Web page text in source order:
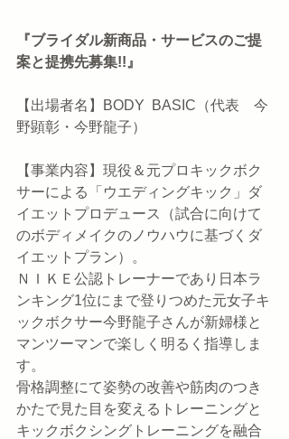
『ブライダル新商品・サービスのご提
案と提携先募集!!』
【出場者名】BODY  BASIC（代表　今
野顕彰・今野龍子）
【事業内容】現役＆元プロキックボク
サーによる「ウエディングキック」ダ
イエットプロデュース（試合に向けて
のボディメイクのノウハウに基づくダ
イエットプラン）。
ＮＩＫＥ公認トレーナーであり日本ラ
ンキング1位にまで登りつめた元女子キ
ックボクサー今野龍子さんが新婦様と
マンツーマンで楽しく明るく指導しま
す。
骨格調整にて姿勢の改善や筋肉のつき
かたで見た目を変えるトレーニングと
キックボクシングトレーニングを融合